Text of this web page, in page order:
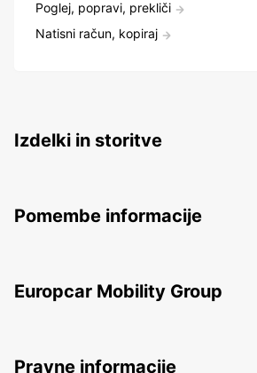
Poglej, popravi, prekliči
Natisni račun, kopiraj
Izdelki in storitve
Pomembe informacije
Europcar Mobility Group
Pravne informacije